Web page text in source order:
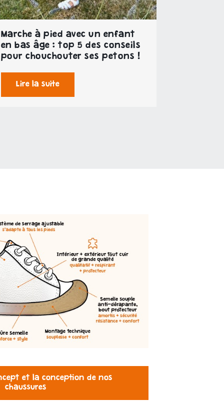
Marche à pied avec un enfant
en bas âge : top 5 des conseils
pour chouchouter ses petons !
Lire la suite
et la conception de nos
chaussures